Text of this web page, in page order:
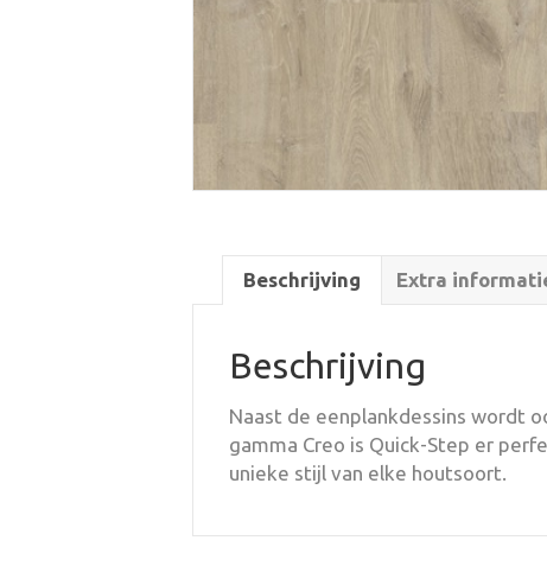
Beschrijving Extra
Beschrijving
Naast de eenplankdessins wordt
gamma Creo is Quick-Step er
unieke stijl van elke houtsoort.